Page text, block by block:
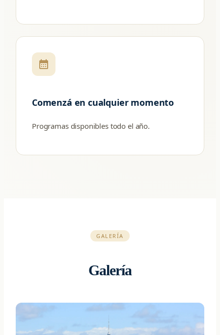
calendar_month
Comenzá en cualquier momento
Programas disponibles todo el año.
GALERÍA
Galería